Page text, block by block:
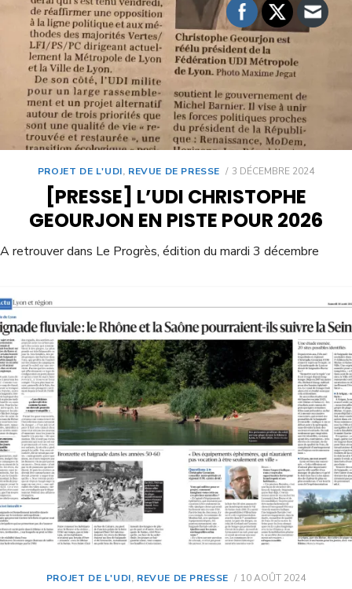
PROJET DE L'UDI, REVUE DE PRESSE 3 DÉCEMBRE 2024
[PRESSE] L’UDI CHRISTOPHE
GEOURJON EN PISTE POUR 2026
A retrouver dans Le Progrès, édition du mardi 3 décembre
PROJET DE L'UDI, REVUE DE PRESSE 10 AOÛT 2024